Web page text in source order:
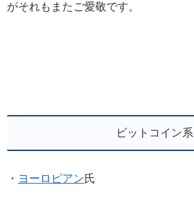
がそれもまたご愛敬です。
ビットコイン系
・ ヨーロピアン氏